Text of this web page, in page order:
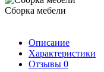
Сборка мебели
Описание
Характеристики
Отзывы 0